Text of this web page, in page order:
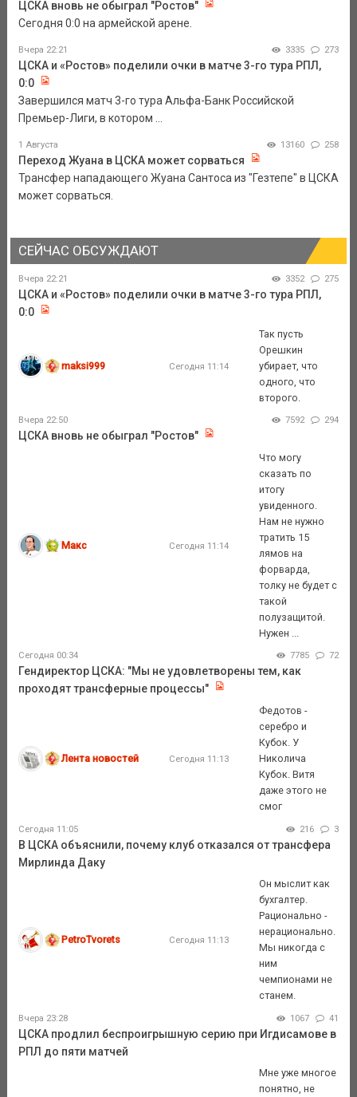
ЦСКА вновь не обыграл "Ростов"
Сегодня 0:0 на армейской арене.
Вчера 22:21 3335 273
ЦСКА и «Ростов» поделили очки в матче 3-го тура РПЛ,
0:0
Завершился матч 3-го тура Альфа-Банк Российской
Премьер-Лиги, в котором ...
1 Августа 13160 258
Переход Жуана в ЦСКА может сорваться
Трансфер нападающего Жуана Сантоса из "Гезтепе" в ЦСКА
может сорваться.
СЕЙЧАС ОБСУЖДАЮТ
Вчера 22:21 3352 275
ЦСКА и «Ростов» поделили очки в матче 3-го тура РПЛ,
0:0
maksi999 Сегодня 11:14
Так пусть
Орешкин
убирает, что
одного, что
второго.
Вчера 22:50 7592 294
ЦСКА вновь не обыграл "Ростов"
Макс Сегодня 11:14
Что могу
сказать по
итогу
увиденного.
Нам не нужно
тратить 15
лямов на
форварда,
толку не будет с
такой
полузащитой.
Нужен ...
Сегодня 00:34 7785 72
Гендиректор ЦСКА: "Мы не удовлетворены тем, как
проходят трансферные процессы"
Лента новостей Сегодня 11:13
Федотов -
серебро и
Кубок. У
Николича
Кубок. Витя
даже этого не
смог
Сегодня 11:05 216 3
В ЦСКА объяснили, почему клуб отказался от трансфера
Мирлинда Даку
PetroTvorets Сегодня 11:13
Он мыслит как
бухгалтер.
Рационально -
нерационально.
Мы никогда с
ним
чемпионами не
станем.
Вчера 23:28 1067 41
ЦСКА продлил беспроигрышную серию при Игдисамове в
РПЛ до пяти матчей
Мне уже многое
понятно, не